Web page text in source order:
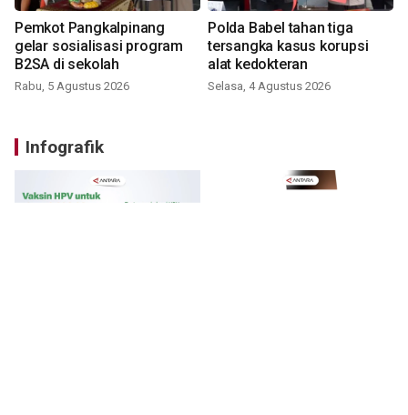
Pemkot Pangkalpinang
gelar sosialisasi program
B2SA di sekolah
Rabu, 5 Agustus 2026
Polda Babel tahan tiga
tersangka kasus korupsi
alat kedokteran
Selasa, 4 Agustus 2026
Infografik